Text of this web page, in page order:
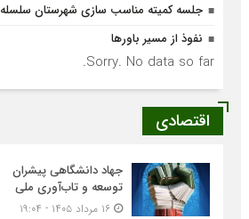
جلسه کمیته مناسب سازی شهرستان سلسله
نفوذ از مسیر باورها
Sorry. No data so far.
اقتصادی
جهاد دانشگاهی پیشران
توسعه و تاب‌آوری ملی